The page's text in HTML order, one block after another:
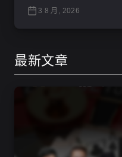
3 8 月, 2026
最新文章